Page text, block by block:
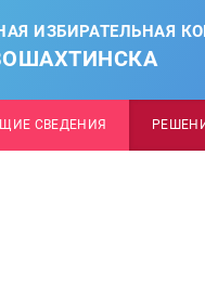
ИЗБИРАТЕЛЬНАЯ
СВЕДЕНИЯ